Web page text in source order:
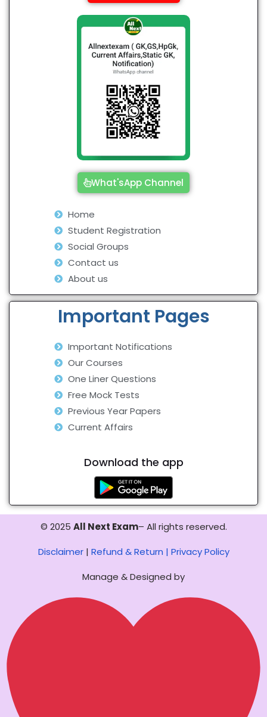
What'sApp Channel
Home
Student Registration
Social Groups
Contact us
About us
Important Pages
Important Notifications
Our Courses
One Liner Questions
Free Mock Tests
Previous Year Papers
Current Affairs
Download the app
© 2025 All Next Exam– All rights reserved.
Disclaimer| Refund & Return | Privacy Policy
Manage & Designed by